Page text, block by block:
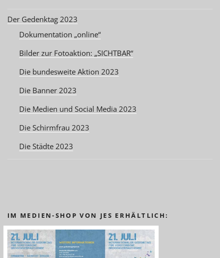
Der Gedenktag 2023
Dokumentation „online“
Bilder zur Fotoaktion: „SICHTBAR“
Die bundesweite Aktion 2023
Die Banner 2023
Die Medien und Social Media 2023
Die Schirmfrau 2023
Die Städte 2023
IM MEDIEN-SHOP VON JES ERHÄLTLICH: